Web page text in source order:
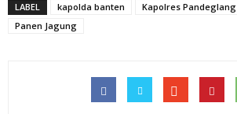
LABEL kapolda banten Kapolres Pandeglang
Panen Jagung